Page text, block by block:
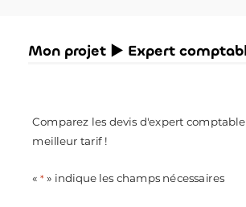
Mon projet ► Expert
Comparez les devis d'expert
meilleur tarif !
«* » indique les champs nécessaires